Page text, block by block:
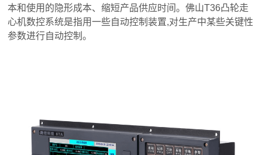
本和使用的隐形成本、缩短产品供应时间。佛山T36凸轮走
心机数控系统是指用一些自动控制装置,对生产中某些关键性
参数进行自动控制。